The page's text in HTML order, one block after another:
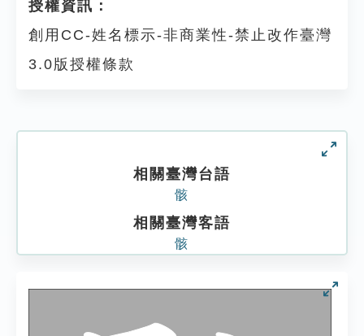
授權資訊：
創用CC-姓名標示-非商業性-禁止改作臺灣
3.0版授權條款
相關臺灣台語
骸
相關臺灣客語
骸